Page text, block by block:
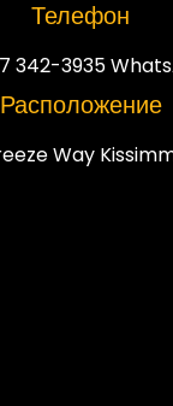
Телефон
342-3935
Расположение
Way